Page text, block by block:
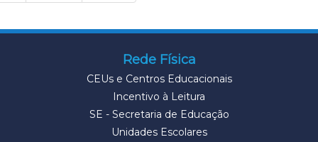
Rede Física
CEUs e Centros Educacionais
Incentivo à Leitura
SE - Secretaria de Educação
Unidades Escolares